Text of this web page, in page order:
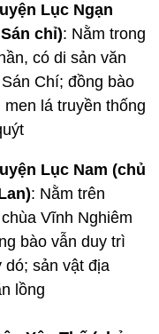
Lục Ngạn
chỉ): Nằm trong
có di sản văn
Chí; đồng bào
lá truyền thống
Lục Nam (chủ
: Nằm trên
Vĩnh Nghiêm
bào vẫn duy trì
dó; sản vật địa
lồng